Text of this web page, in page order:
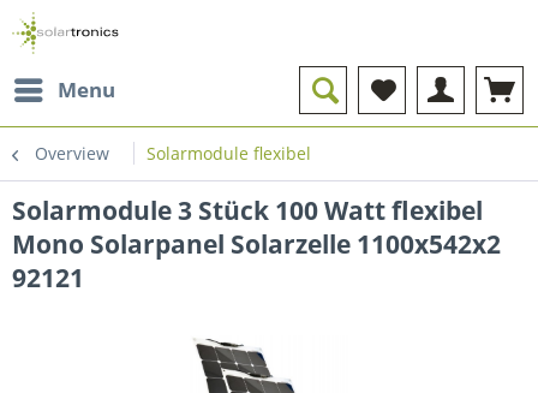
Menu
Overview Solarmodule flexibel
Solarmodule 3 Stück 100 Watt flexibel
Mono Solarpanel Solarzelle 1100x542x2
92121